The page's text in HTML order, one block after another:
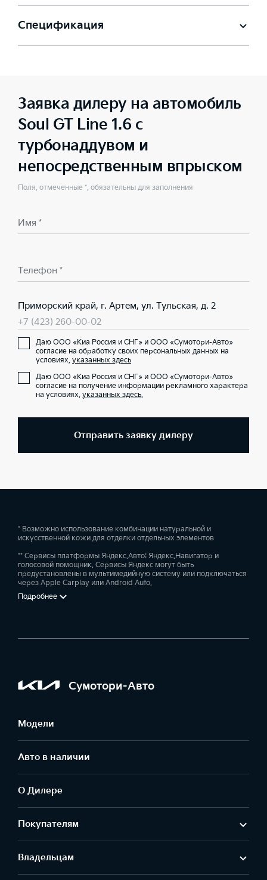
Спецификация
Заявка дилеру на автомобиль
Soul GT Line 1.6 с
турбонаддувом и
непосредственным впрыском
Поля, отмеченные *, обязательны для заполнения
Имя *
Телефон *
Приморский край, г. Артем, ул. Тульская, д. 2
+7 (423) 260-00-02
Даю ООО «Киа Россия и СНГ» и ООО «Сумотори-Авто»
согласие на обработку своих персональных данных на
условиях, указанных здесь
Даю ООО «Киа Россия и СНГ» и ООО «Сумотори-Авто»
согласие на получение информации рекламного характера
на условиях, указанных здесь.
Отправить заявку дилеру
* Возможно использование комбинации натуральной и
искусственной кожи для отделки отдельных элементов
** Сервисы платформы Яндекс.Авто: Яндекс.Навигатор и
голосовой помощник. Сервисы Яндекс могут быть
предустановлены в мультимедийную систему или подключаться
через Apple Carplay или Android Auto.
Подробнее
Сумотори-Авто
Модели
Авто в наличии
О Дилере
Покупателям
Владельцам